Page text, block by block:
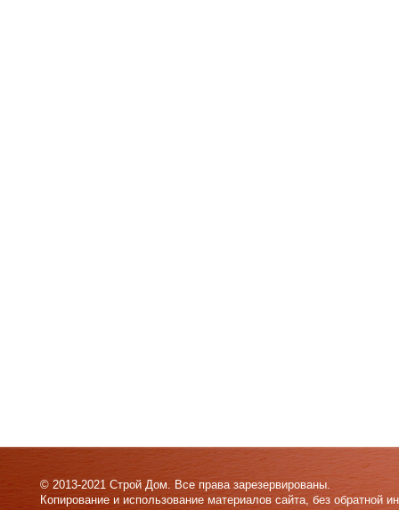
© 2013-2021 Строй Дом. Все права зарезервированы.
Копирование и использование материалов сайта, без обратной